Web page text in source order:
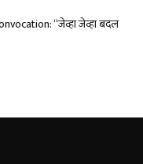
“जेव्हा जेव्हा बदल